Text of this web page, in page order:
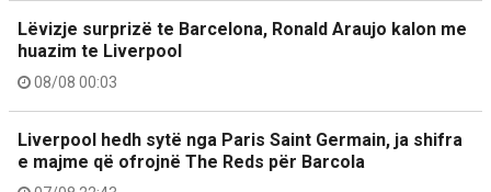
Lëvizje surprizë te Barcelona, Ronald Araujo kalon me
huazim te Liverpool
08/08 00:03
Liverpool hedh sytë nga Paris Saint Germain, ja shifra
e majme që ofrojnë The Reds për Barcola